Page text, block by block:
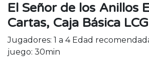
El Señor de los Anillos
Cartas, Caja Básica LCG
Jugadores: 1 a 4 Edad
juego: 30min